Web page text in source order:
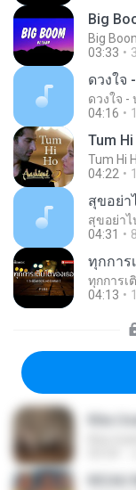
03:33
ดวงใจ
ดวงใจ -
04:16
Tum Hi
Tum Hi
04:22
สุขอย่า
สุขอย่าไ
04:31
04:13
Kita